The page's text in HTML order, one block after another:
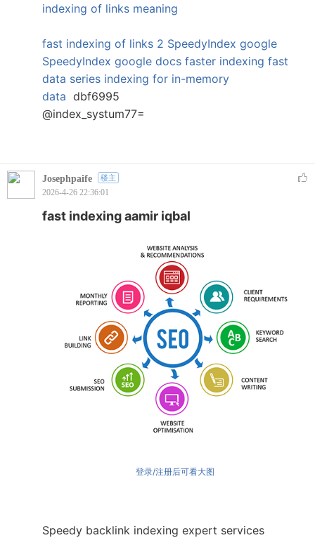
indexing of links meaning
fast indexing of links 2 SpeedyIndex google
SpeedyIndex google docs faster indexing fast
data series indexing for in-memory
data dbf6995
@index_systum77=
Josephpaife 楼主
2026-4-26 22:36:01
fast indexing aamir iqbal
登录/注册后可看大图
Speedy backlink indexing expert services